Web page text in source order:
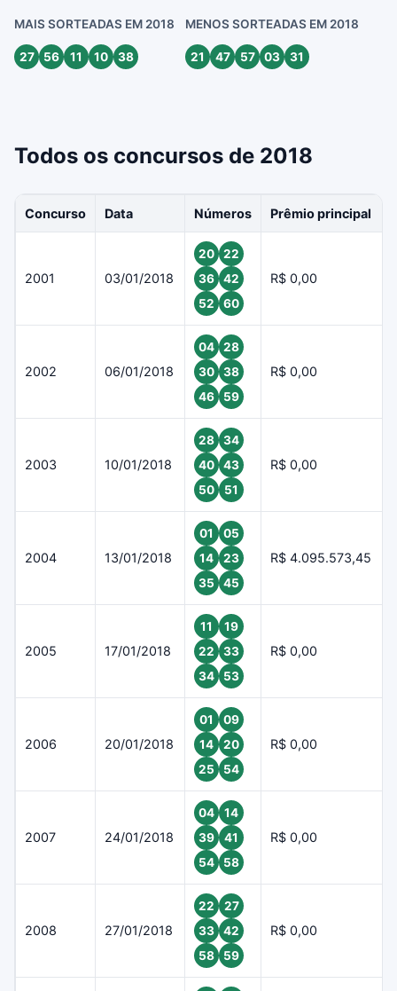
MAIS SORTEADAS EM 2018
27 56 11 10 38
MENOS SORTEADAS EM 2018
21 47 57 03 31
Todos os concursos de 2018
Concurso Data Números Prêmio principal
2001 03/01/2018
20
22
36
42
52
60
R$ 0,00
2002 06/01/2018
04
28
30
38
46
59
R$ 0,00
2003 10/01/2018
28
34
40
43
50
51
R$ 0,00
2004 13/01/2018
01
05
14
23
35
45
R$ 4.095.573,45
2005 17/01/2018
11
19
22
33
34
53
R$ 0,00
2006 20/01/2018
01
09
14
20
25
54
R$ 0,00
2007 24/01/2018
04
14
39
41
54
58
R$ 0,00
2008 27/01/2018
22
27
33
42
58
59
R$ 0,00